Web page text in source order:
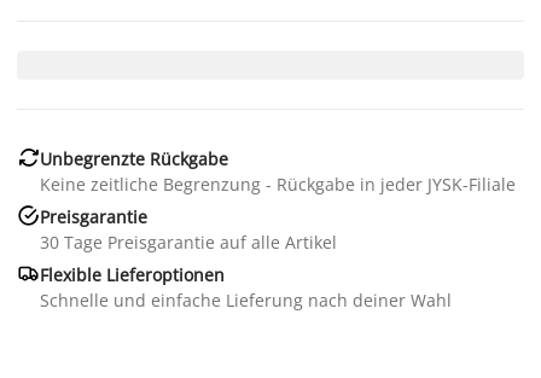
Unbegrenzte Rückgabe
Keine zeitliche Begrenzung - Rückgabe in jeder JYSK-Filiale
Preisgarantie
30 Tage Preisgarantie auf alle Artikel
Flexible Lieferoptionen
Schnelle und einfache Lieferung nach deiner Wahl